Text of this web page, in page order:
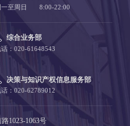
一至周日 8:00-22:00
综合业务部
话：020-61648543
决策与知识产权信息服务部
话：020-62789012
1023-1063号